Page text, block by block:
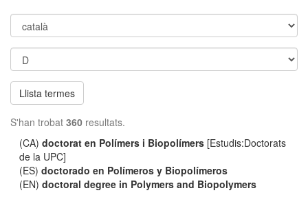
Llista termes
S'han trobat 360 resultats.
(CA)doctorat en Polímers i Biopolímers [Estudis:Doctorats
de la UPC]
(ES)doctorado en Polímeros y Biopolímeros
(EN)doctoral degree in Polymers and Biopolymers